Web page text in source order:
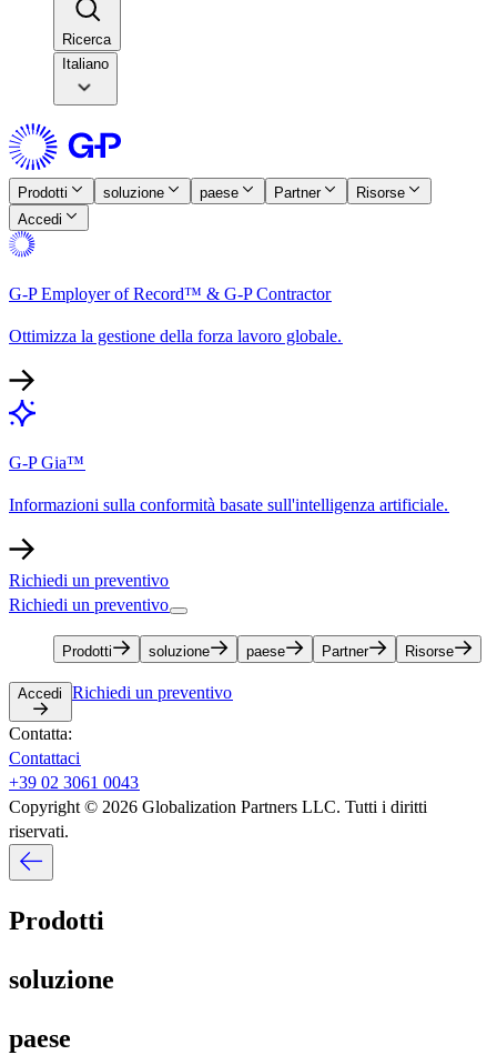
Ricerca​​
Italiano
Prodotti​​ soluzione​​ paese​​ Partner​​
Risorse​​
Accedi​​
G-P Employer of Record™ & G-P Contractor​​
Ottimizza la gestione della forza lavoro globale.​​
G-P Gia™​​
Informazioni sulla conformità basate sull'intelligenza artificiale.​​
Richiedi un preventivo​​
Richiedi un preventivo​​
Prodotti​​ soluzione​​ paese​​ Partner​​ Risorse​​
Accedi​​ Richiedi un preventivo​​
Contatta:​​
Contattaci​​
+39 02 3061 0043​​
Copyright © 2026 Globalization Partners LLC. Tutti i diritti
riservati.​​
Prodotti​​
soluzione​​
paese​​